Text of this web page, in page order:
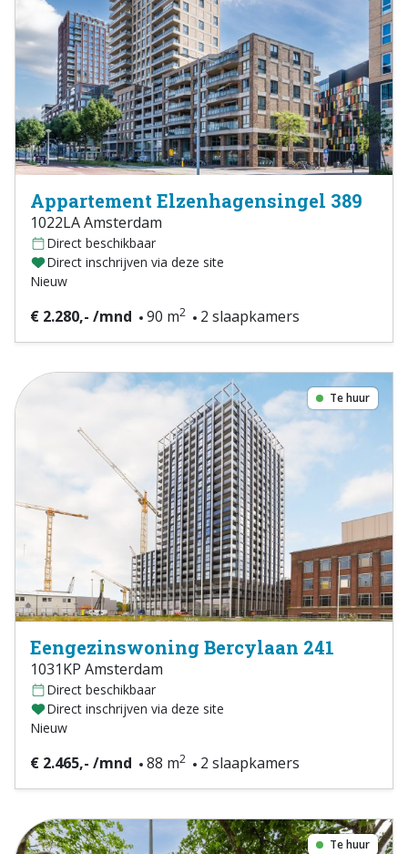
Appartement Elzenhagensingel 389
1022LA Amsterdam
Direct beschikbaar
Direct inschrijven via deze site
Nieuw
€ 2.280,- /mnd 90 m2 2 slaapkamers
Te huur
Eengezinswoning Bercylaan 241
1031KP Amsterdam
Direct beschikbaar
Direct inschrijven via deze site
Nieuw
€ 2.465,- /mnd 88 m2 2 slaapkamers
Te huur